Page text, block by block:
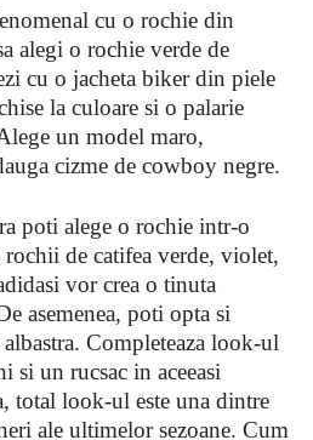
cu o rochie din
alegi o rochie verde de
cu o jacheta biker din piele
la culoare si o palarie
un model maro,
cizme de cowboy negre.
poti alege o rochie intr-o
rochii de catifea verde, violet,
vor crea o tinuta
asemenea, poti opta si
Completeaza look-ul
si un rucsac in aceeasi
total look-ul este una dintre
ale ultimelor sezoane. Cum